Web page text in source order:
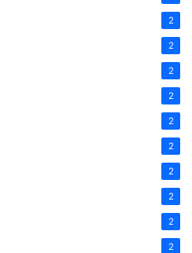
2
2
2
2
2
2
2
2
2
2